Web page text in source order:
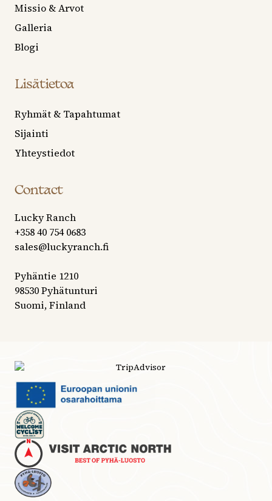
Missio & Arvot
Galleria
Blogi
Lisätietoa
Ryhmät & Tapahtumat
Sijainti
Yhteystiedot
Contact
Lucky Ranch
+358 40 754 0683
sales@luckyranch.fi
Pyhäntie 1210
98530 Pyhätunturi
Suomi, Finland